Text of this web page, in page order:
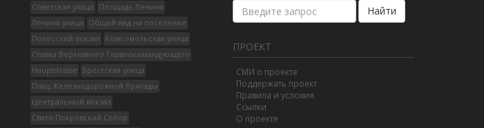
Советская улица
Площадь Ленина
Ленина улица
Общий вид на поселение
Полесский вокзал
Комсомольская улица
Ставка Верховного Главнокомандующего
Hauptstrasse
Брестская улица
Плац Железнодорожной бригады
Центральный вокзал
Свято-Покровский Собор
Найти
ПРОЕКТ
СМИ о проекте
Поддержать проект
Правила и условия
Ссылки
О проекте